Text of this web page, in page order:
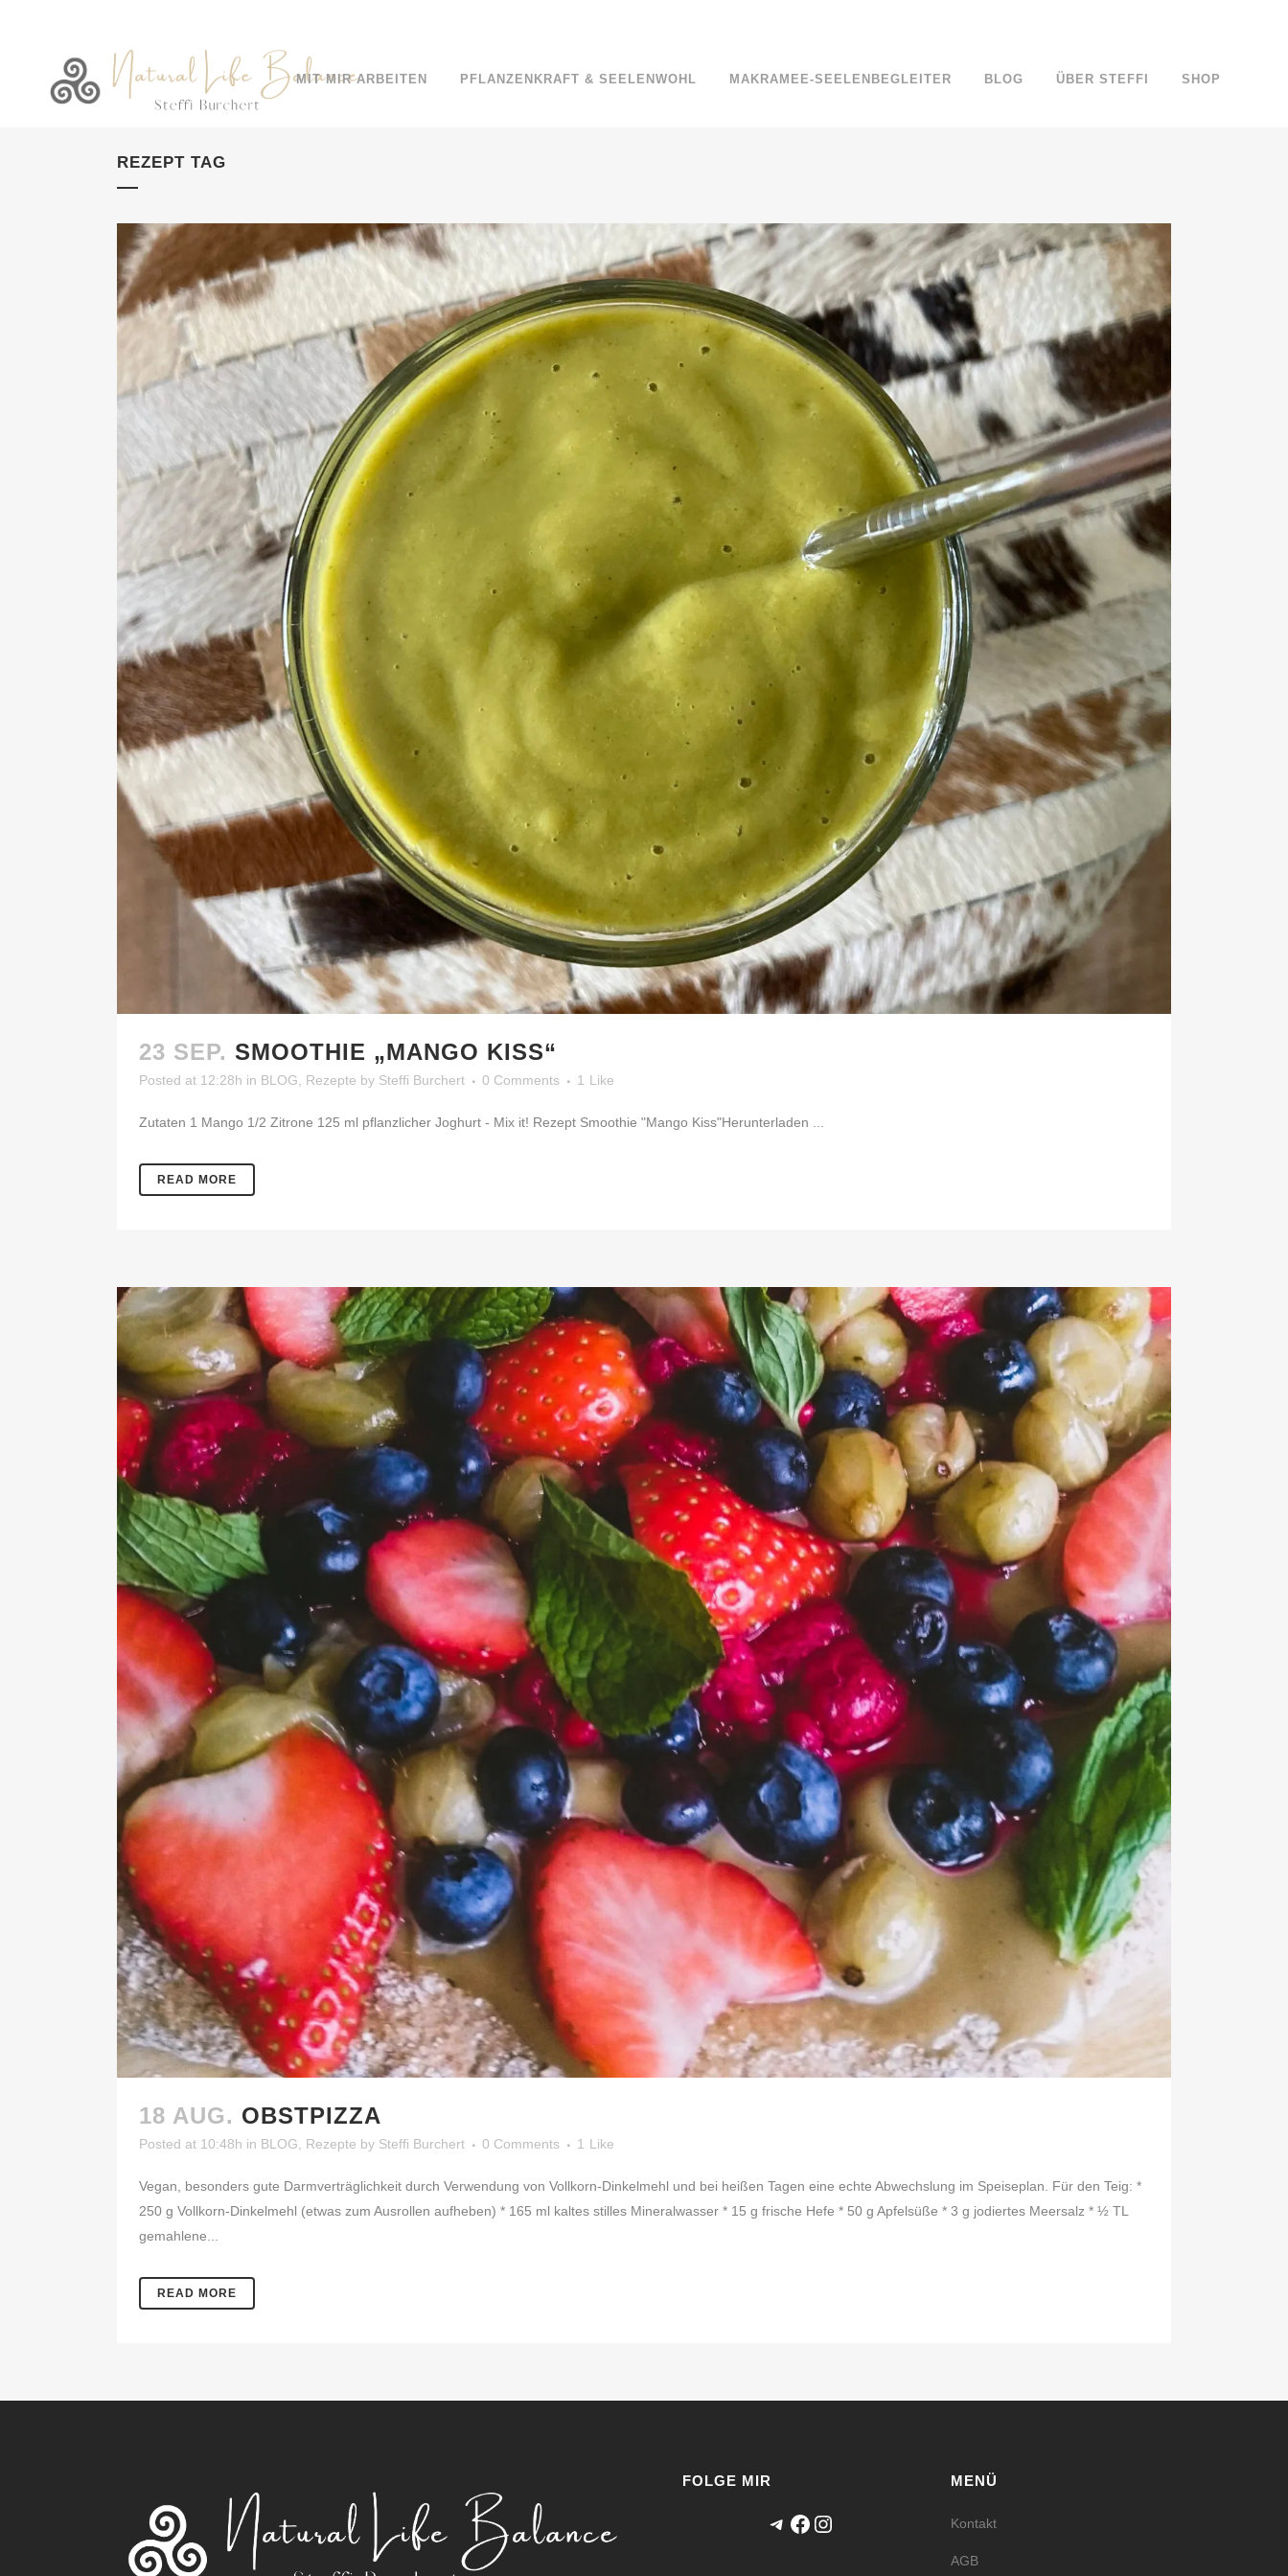
MIT MIR ARBEITEN PFLANZENKRAFT & SEELENWOHL MAKRAMEE-SEELENBEGLEITER BLOG ÜBER STEFFI SHOP
REZEPT TAG
23 SEP. SMOOTHIE „MANGO KISS“
Posted at 12:28h in BLOG Rezepte by Steffi Burchert 0 Comments 1 Like
Zutaten 1 Mango 1/2 Zitrone 125 ml pflanzlicher Joghurt - Mix it! Rezept Smoothie "Mango Kiss"Herunterladen ...
READ MORE
18 AUG. OBSTPIZZA
Posted at 10:48h in BLOG Rezepte by Steffi Burchert 0 Comments 1 Like
Vegan, besonders gute Darmverträglichkeit durch Verwendung von Vollkorn-Dinkelmehl und bei heißen Tagen eine echte Abwechslung im Speiseplan. Für den Teig: *
250 g Vollkorn-Dinkelmehl (etwas zum Ausrollen aufheben) * 165 ml kaltes stilles Mineralwasser * 15 g frische Hefe * 50 g Apfelsüße * 3 g jodiertes Meersalz * ½ TL
gemahlene...
READ MORE
FOLGE MIR
Telegram
Facebook
Instagram
MENÜ
Kontakt
AGB